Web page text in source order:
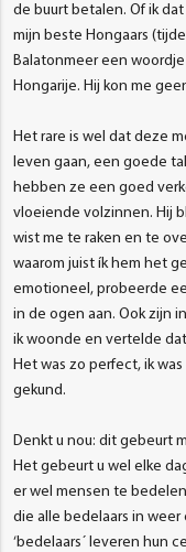
de buurt betalen. Of ik dat
mijn beste Hongaars
Balatonmeer een
Hongarije. Hij kon me
Het rare is wel dat deze
leven gaan, een goede
hebben ze een goed
vloeiende volzinnen. Hij
wist me te raken en te
waarom juist ík hem het
emotioneel, probeerde
in de ogen aan. Ook zijn
ik woonde en vertelde
Het was zo perfect, ik
gekund.
Denkt u nou: dit gebeurt
Het gebeurt u wel elke
er wel mensen te
die alle bedelaars in
‘bedelaars´ leveren hun